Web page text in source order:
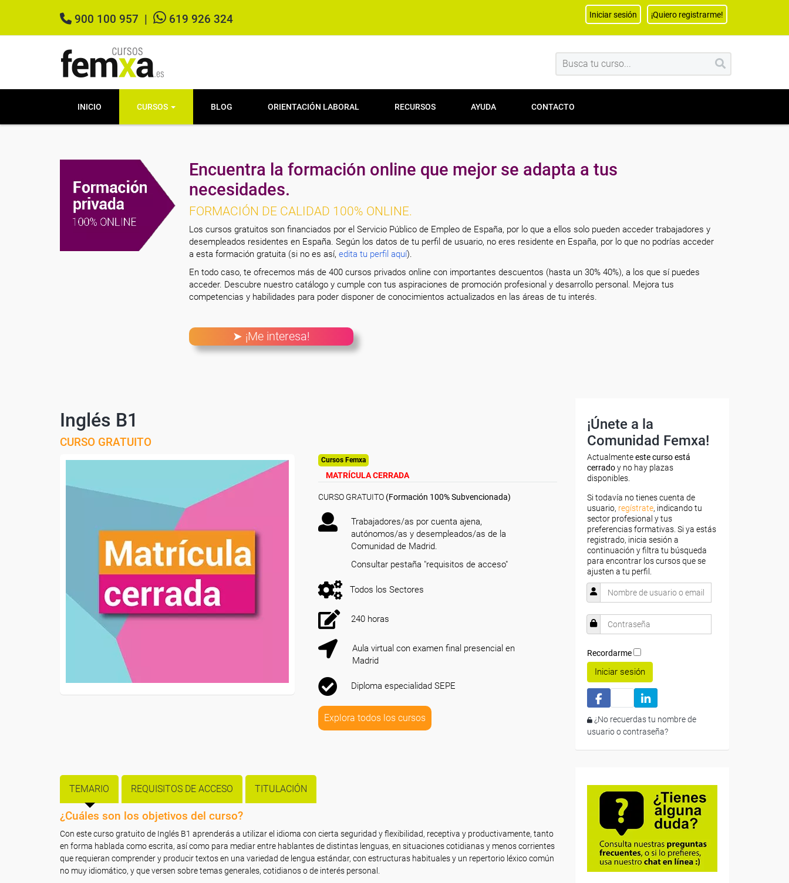
900 100 957 619 926 324 Iniciar sesión ¡Quiero registrarme!
INICIO CURSOS BLOG ORIENTACIÓN LABORAL RECURSOS AYUDA CONTACTO
Encuentra la formación online que mejor se adapta a tus
necesidades.
FORMACIÓN DE CALIDAD 100% ONLINE.
Los cursos gratuitos son financiados por el Servicio Público de Empleo de España, por lo que a ellos solo pueden acceder trabajadores y
desempleados residentes en España. Según los datos de tu perfil de usuario, no eres residente en España, por lo que no podrías acceder
a esta formación gratuita (si no es así, edita tu perfil aquí).
En todo caso, te ofrecemos más de 400 cursos privados online con importantes descuentos (hasta un 30% 40%), a los que sí puedes
acceder. Descubre nuestro catálogo y cumple con tus aspiraciones de promoción profesional y desarrollo personal. Mejora tus
competencias y habilidades para poder disponer de conocimientos actualizados en las áreas de tu interés.
➤ ¡Me interesa!
Inglés B1
CURSO GRATUITO
Cursos Femxa
MATRÍCULA CERRADA
CURSO GRATUITO (Formación 100% Subvencionada)
Trabajadores/as por cuenta ajena,
autónomos/as y desempleados/as de la
Comunidad de Madrid.
Consultar pestaña "requisitos de acceso"
Todos los Sectores
240 horas
Aula virtual con examen final presencial en
Madrid
Diploma especialidad SEPE
Explora todos los cursos
TEMARIO REQUISITOS DE ACCESO TITULACIÓN
¿Cuáles son los objetivos del curso?
Con este curso gratuito de Inglés B1 aprenderás a utilizar el idioma con cierta seguridad y flexibilidad, receptiva y productivamente, tanto
en forma hablada como escrita, así como para mediar entre hablantes de distintas lenguas, en situaciones cotidianas y menos corrientes
que requieran comprender y producir textos en una variedad de lengua estándar, con estructuras habituales y un repertorio léxico común
no muy idiomático, y que versen sobre temas generales, cotidianos o de interés personal.
¡Únete a la
Comunidad Femxa!
Actualmenteeste curso está
cerradoy no hay plazas
disponibles.
Si todavía no tienes cuenta de
usuario, regístrate, indicando tu
sector profesional y tus
preferencias formativas. Si ya estás
registrado, inicia sesión a
continuación y filtra tu búsqueda
para encontrar los cursos que se
ajusten a tu perfil.
Recordarme
Iniciar sesión
¿No recuerdas tu nombre de
usuario o contraseña?